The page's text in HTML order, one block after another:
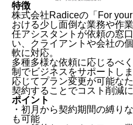
特徴
株式会社Radiceの「For
おける少し面倒な業務や作
任アシスタントが依頼の窓
い、クライアントや会社の
軟に対応。
多種多様な依頼に応じるべ
制でビジネスをサポートし
応じてプラン変更が可能な
契約することでコスト削減に
ポイント
・初月から契約期間の縛り
も可能